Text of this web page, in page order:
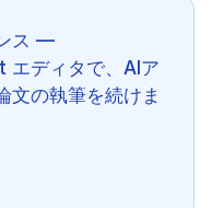
ス —
ディタで、AIア
文の執筆を続けま